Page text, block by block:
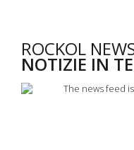
ROCKOL
NOTIZIE IN